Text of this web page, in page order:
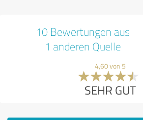
10 Bewertungen aus
1 anderen Quelle
4,60 von 5
SEHR GUT